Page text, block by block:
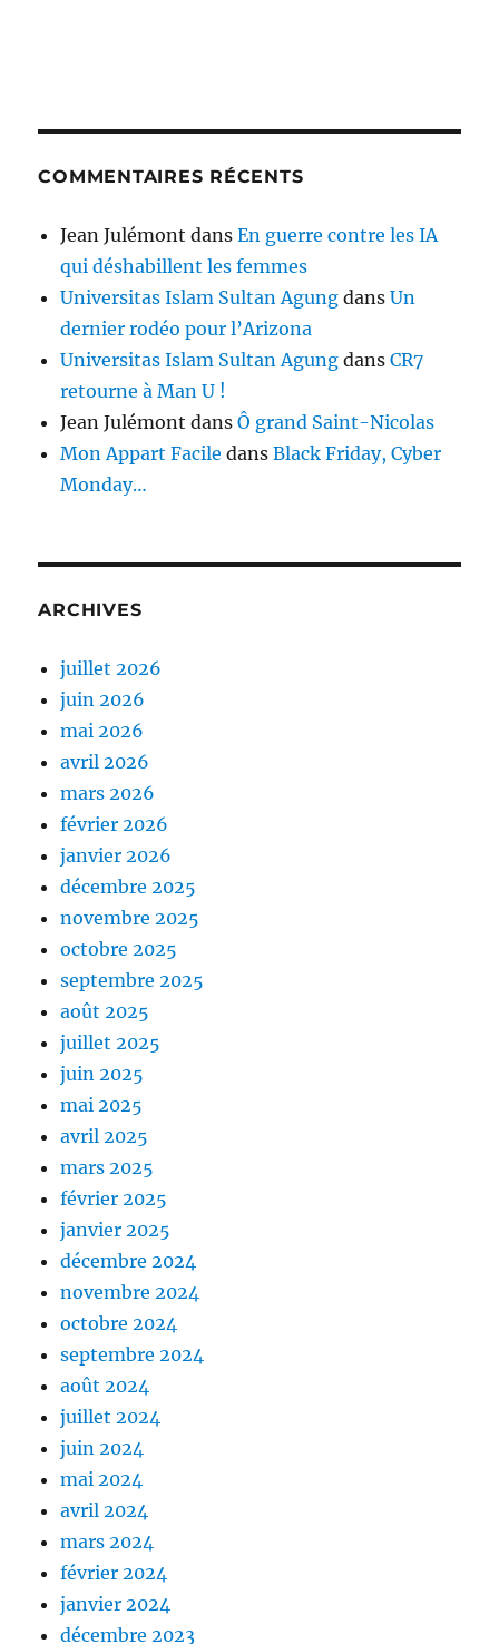
COMMENTAIRES RÉCENTS
Jean Julémont dansEn guerre contre les IA
qui déshabillent les femmes
Universitas Islam Sultan Agung dansUn
dernier rodéo pour l’Arizona
Universitas Islam Sultan Agung dansCR7
retourne à Man U !
Jean Julémont dansÔ grand Saint-Nicolas
Mon Appart Facile dansBlack Friday, Cyber
Monday…
ARCHIVES
juillet 2026
juin 2026
mai 2026
avril 2026
mars 2026
février 2026
janvier 2026
décembre 2025
novembre 2025
octobre 2025
septembre 2025
août 2025
juillet 2025
juin 2025
mai 2025
avril 2025
mars 2025
février 2025
janvier 2025
décembre 2024
novembre 2024
octobre 2024
septembre 2024
août 2024
juillet 2024
juin 2024
mai 2024
avril 2024
mars 2024
février 2024
janvier 2024
décembre 2023